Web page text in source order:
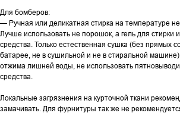
Для бомберов:
— Ручная или деликатная стирка на температуре
Лучше использовать не порошок, а гель для стирки
средства. Только естественная сушка (без прямых
батарее, не в сушильной и не в стиральной
отжима лишней воды, не использовать
средства.
Локальные загрязнения на курточной ткани
замачивать. Для фурнитуры так же не